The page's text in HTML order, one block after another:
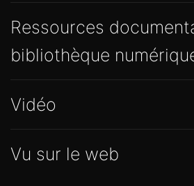
Ressources
bibliothèque
Vidéo
Vu sur le web